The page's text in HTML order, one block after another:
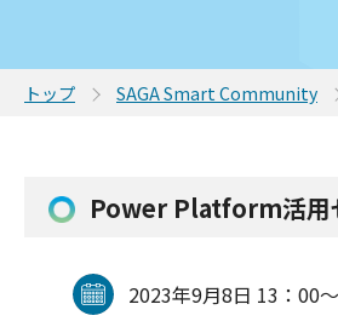
トップ SAGA Smart Community
Power Platform活用
2023年9月8日 13：00